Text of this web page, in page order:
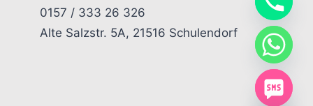
0157 / 333 26 326
Alte Salzstr. 5A, 21516 Schulendorf
chaty